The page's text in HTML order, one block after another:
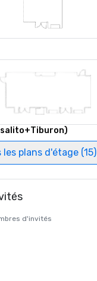
plans d'étage (15)
d'invités